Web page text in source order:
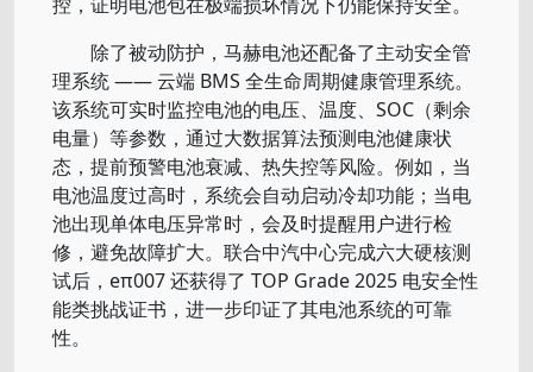
除了被动防护，马赫电池还配备了主动安全管
理系统 —— 云端 BMS 全生命周期健康管理系统。
该系统可实时监控电池的电压、温度、SOC（剩余
电量）等参数，通过大数据算法预测电池健康状
态，提前预警电池衰减、热失控等风险。例如，当
电池温度过高时，系统会自动启动冷却功能；当电
池出现单体电压异常时，会及时提醒用户进行检
修，避免故障扩大。联合中汽中心完成六大硬核测
试后，eπ007 还获得了 TOP Grade 2025 电安全性
能类挑战证书，进一步印证了其电池系统的可靠
性。